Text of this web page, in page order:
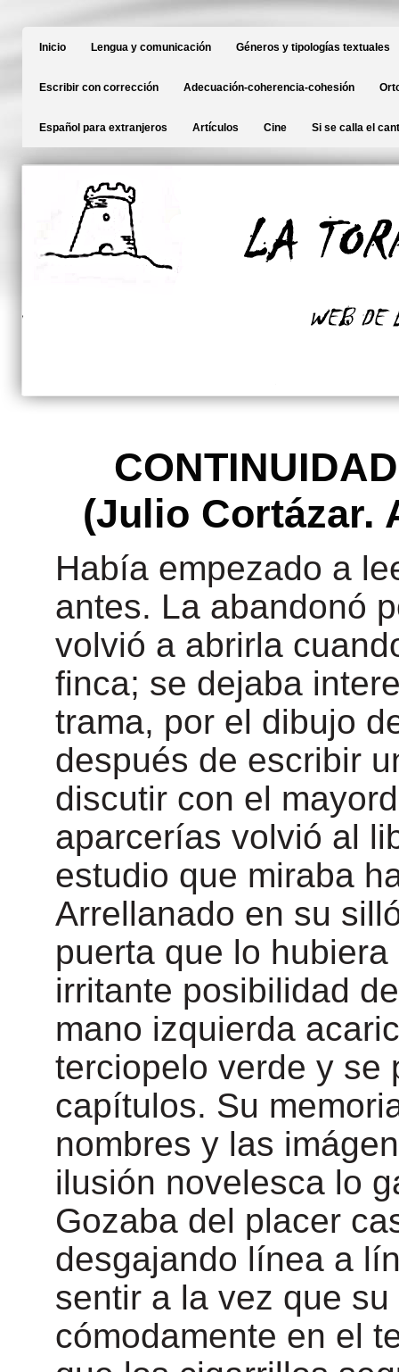
Inicio Lengua y comunicación Géneros y tipologías textuales
Escribir con corrección Adecuación-coherencia-cohesión
Español para extranjeros Artículos Cine Si se calla el
(Julio Cortázar.
Había empezado a
antes. La abandonó
volvió a abrirla
finca; se dejaba
trama, por el dibujo
después de escribir
discutir con el
aparcerías volvió al
estudio que miraba
Arrellanado en su
puerta que lo
irritante posibilidad
mano izquierda
terciopelo verde y se
capítulos. Su
nombres y las
ilusión novelesca lo
Gozaba del placer
desgajando línea a
sentir a la vez que
cómodamente en el